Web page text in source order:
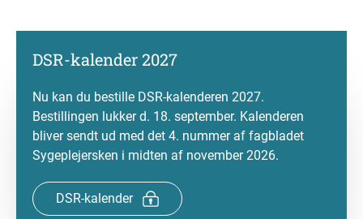
DSR-kalender 2027
Nu kan du bestille DSR-kalenderen 2027.
Bestillingen lukker d. 18. september. Kalenderen
bliver sendt ud med det 4. nummer af fagbladet
Sygeplejersken i midten af november 2026.
DSR-kalender